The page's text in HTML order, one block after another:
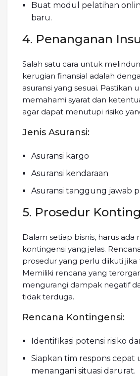
Buat modul pelatihan
baru.
4. Penanganan
Salah satu cara untuk
kerugian finansial adalah
asuransi yang sesuai. Pastikan
memahami syarat dan
agar dapat menutupi risiko
Jenis Asuransi:
Asuransi kargo
Asuransi kendaraan
Asuransi tanggung jawab
5. Prosedur
Dalam setiap bisnis, harus ada
kontingensi yang jelas.
prosedur yang perlu diikuti jika
Memiliki rencana yang
mengurangi dampak negatif
tidak terduga.
Rencana Kontingensi:
Identifikasi potensi risiko
Siapkan tim respons
menangani situasi darurat.